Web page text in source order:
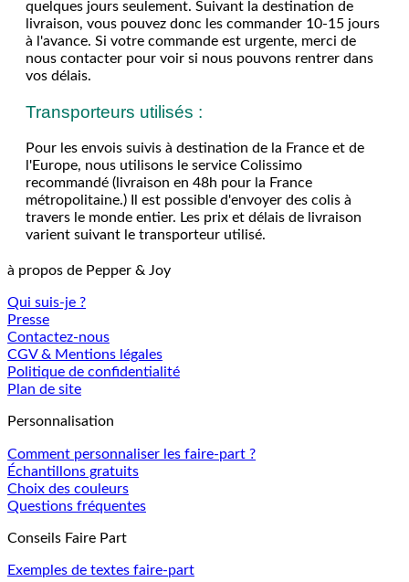
quelques jours seulement. Suivant la destination de
livraison, vous pouvez donc les commander 10-15 jours
à l'avance. Si votre commande est urgente, merci de
nous contacter pour voir si nous pouvons rentrer dans
vos délais.
Transporteurs utilisés :
Pour les envois suivis à destination de la France et de
l'Europe, nous utilisons le service Colissimo
recommandé (livraison en 48h pour la France
métropolitaine.) Il est possible d'envoyer des colis à
travers le monde entier. Les prix et délais de livraison
varient suivant le transporteur utilisé.
à propos de Pepper & Joy
Qui suis-je ?
Presse
Contactez-nous
CGV & Mentions légales
Politique de confidentialité
Plan de site
Personnalisation
Comment personnaliser les faire-part ?
Échantillons gratuits
Choix des couleurs
Questions fréquentes
Conseils Faire Part
Exemples de textes faire-part